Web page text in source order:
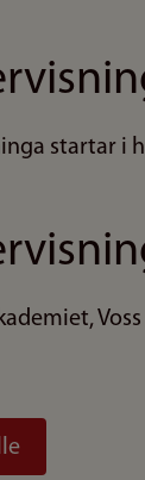
startar i
Voss